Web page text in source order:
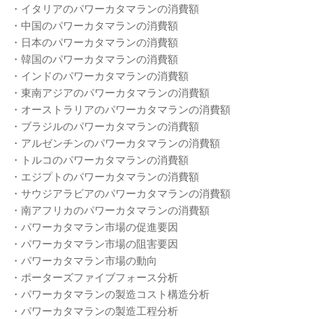
・イタリアのパワーカタマランの消費額
・中国のパワーカタマランの消費額
・日本のパワーカタマランの消費額
・韓国のパワーカタマランの消費額
・インドのパワーカタマランの消費額
・東南アジアのパワーカタマランの消費額
・オーストラリアのパワーカタマランの消費額
・ブラジルのパワーカタマランの消費額
・アルゼンチンのパワーカタマランの消費額
・トルコのパワーカタマランの消費額
・エジプトのパワーカタマランの消費額
・サウジアラビアのパワーカタマランの消費額
・南アフリカのパワーカタマランの消費額
・パワーカタマラン市場の促進要因
・パワーカタマラン市場の阻害要因
・パワーカタマラン市場の動向
・ポーターズファイブフォース分析
・パワーカタマランの製造コスト構造分析
・パワーカタマランの製造工程分析